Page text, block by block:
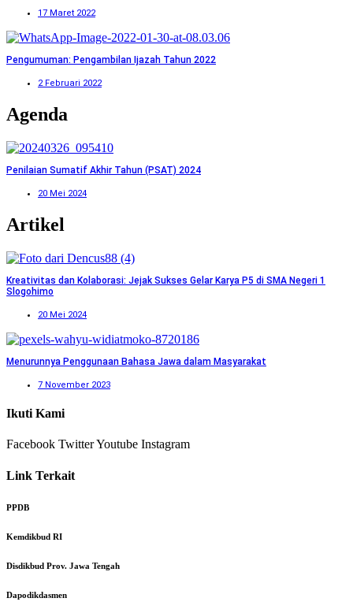
17 Maret 2022
Pengumuman: Pengambilan Ijazah Tahun 2022
2 Februari 2022
Agenda
Penilaian Sumatif Akhir Tahun (PSAT) 2024
20 Mei 2024
Artikel
Kreativitas dan Kolaborasi: Jejak Sukses Gelar Karya P5 di SMA Negeri 1
Slogohimo
20 Mei 2024
Menurunnya Penggunaan Bahasa Jawa dalam Masyarakat
7 November 2023
Ikuti Kami
Facebook TwitterYoutube Instagram
Link Terkait
PPDB
Kemdikbud RI
Disdikbud Prov. Jawa Tengah
Dapodikdasmen